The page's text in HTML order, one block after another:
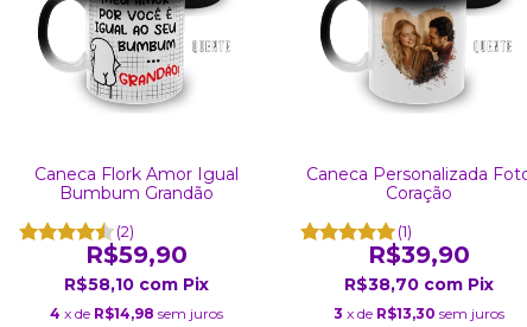
Caneca Flork Amor Igual
Bumbum Grandão
(2)
R$59,90
R$58,10 com Pix
4 x de R$14,98 sem juros
Caneca Personalizada
Coração
(1)
R$39,90
R$38,70 com Pix
3 x de R$13,30 sem juros